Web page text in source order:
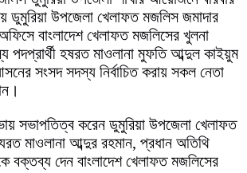
ডুমুরিয়া উপজেলা খেলাফত মজলিস জমাদার
বাংলাদেশ খেলাফত মজলিসের খুলনা
হষরত মাওলানা মুফতি আব্দুল কাইয়ুম
সংসদ সদস্য নির্বাচিত করায় সকল নেতা
সভাপতিত্ব করেন ডুমুরিয়া উপজেলা খেলাফত
মাওলানা আব্দুর রহমান, প্রধান অতিথি
বক্তব্য দেন বাংলাদেশ খেলাফত মজলিসের